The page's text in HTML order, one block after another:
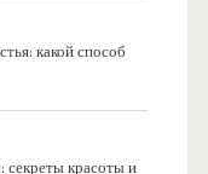
какой способ
секреты красоты и